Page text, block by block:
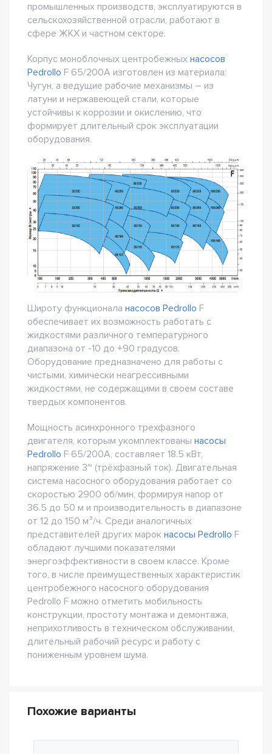
промышленных производств, эксплуатируются в
сельскохозяйственной отрасли, работают в
сфере ЖКХ и частном секторе.
Корпус моноблочных центробежных насосов
Pedrollo F 65/200A изготовлен из материала:
Чугун, а ведущие рабочие механизмы – из
латуни и нержавеющей стали, которые
устойчивы к коррозии и окислению, что
формирует длительный срок эксплуатации
оборудования.
Широту функционала насосов Pedrollo F
обеспечивает их возможность работать с
жидкостями различного температурного
диапазона от -10 до +90 градусов.
Оборудование предназначено для работы с
чистыми, химически неагрессивными
жидкостями, не содержащими в своем составе
твердых компонентов.
Мощность асинхронного трехфазного
двигателя, которым укомплектованы насосы
Pedrollo F 65/200A, составляет 18.5 кВт,
напряжение 3~ (трёхфазный ток). Двигательная
система насосного оборудования работает со
скоростью 2900 об/мин, формируя напор от
36.5 до 50 м и производительность в диапазоне
от 12 до 150 м³/ч. Среди аналогичных
представителей других марок насосы Pedrollo F
обладают лучшими показателями
энергоэффективности в своем классе. Кроме
того, в числе преимущественных характеристик
центробежного насосного оборудования
Pedrollo F можно отметить мобильность
конструкции, простоту монтажа и демонтажа,
неприхотливость в техническом обслуживании,
длительный рабочий ресурс и работу с
пониженным уровнем шума.
Похожие варианты